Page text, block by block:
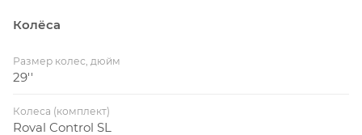
Колёса
Размер колес, дюйм
29''
Колеса (комплект)
Roval Control SL